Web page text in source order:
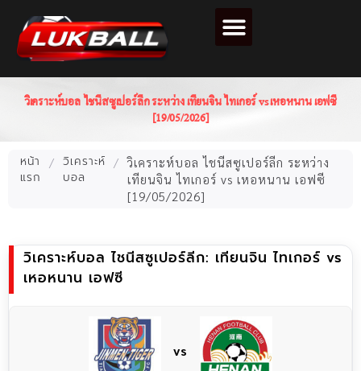
วิเคราะห์บอล ไชนีสซูเปอร์ลีก ระหว่าง เทียนจิน ไทเกอร์ vs เหอหนาน เอฟซี
[19/05/2026]
หน้า
แรก
/ วิเคราะห์
บอล
/ วิเคราะห์บอล ไชนีสซูเปอร์ลีก ระหว่าง
เทียนจิน ไทเกอร์ vs เหอหนาน เอฟซี
[19/05/2026]
วิเคราะห์บอล ไชนีสซูเปอร์ลีก: เทียนจิน ไทเกอร์ vs
เหอหนาน เอฟซี
vs